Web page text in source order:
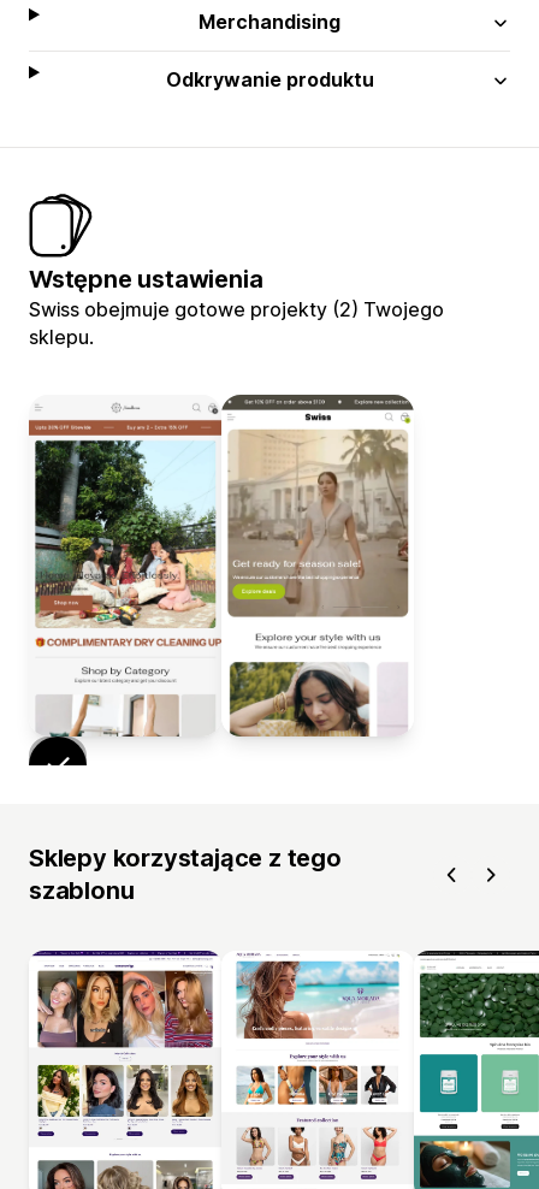
Merchandising
Odkrywanie produktu
Wstępne ustawienia
Swiss obejmuje gotowe projekty (2) Twojego
sklepu.
Sklepy korzystające z tego
szablonu